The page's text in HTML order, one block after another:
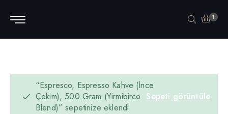
1
Sepeti görüntüle
“Espresco, Espresso Kahve (İnce
Çekim), 500 Gram (Yirmibirco
Blend)” sepetinize eklendi.